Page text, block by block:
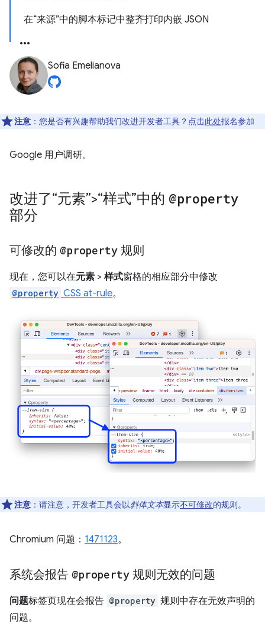
在“来源”中的脚本标记中整齐打印内嵌 JSON
Sofia Emelianova
注意 ：您是否有兴趣帮助我们改进开发者工具？点击此处报名参加
Google 用户调研。
改进了“元素”>“样式”中的 @property
部分
可修改的 @property 规则
现在，您可以在元素 > 样式窗格的相应部分中修改
@property CSS at-rule。
注意 ：请注意，开发者工具会以斜体文本显示不可修改的规则。
Chromium 问题： 1471123。
系统会报告 @property 规则无效的问题
问题标签页现在会报告 @property 规则中存在无效声明的
问题。